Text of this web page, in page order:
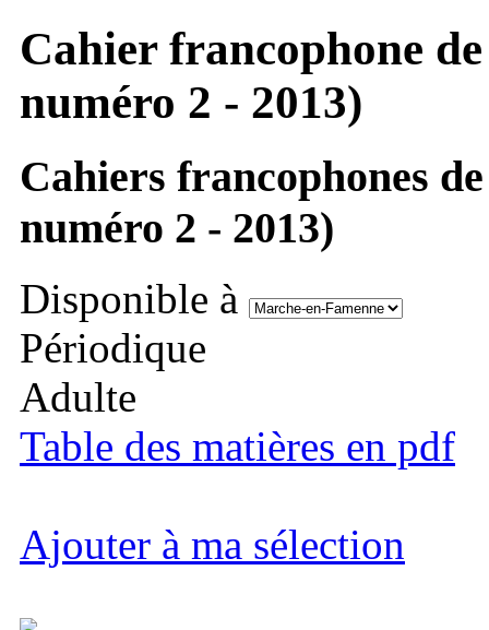
Cahier francophone
numéro 2 - 2013)
Cahiers francophones
numéro 2 - 2013)
Disponible à
Périodique
Adulte
Table des matières en pdf
Ajouter à ma sélection